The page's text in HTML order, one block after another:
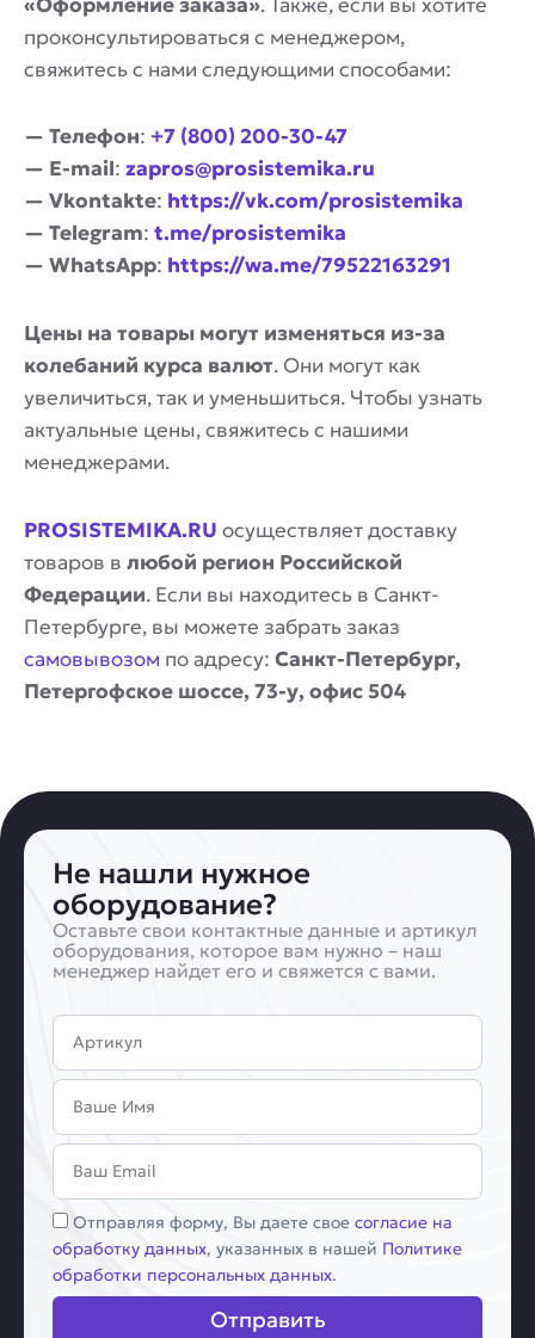
проконсультироваться с менеджером,
свяжитесь с нами следующими способами:
— Телефон: +7 (800) 200-30-47
— E-mail: zapros@prosistemika.ru
— Vkontakte: https://vk.com/prosistemika
— Telegram: t.me/prosistemika
— WhatsApp: https://wa.me/79522163291
Цены на товары могут изменяться из-за
колебаний курса валют. Они могут как
увеличиться, так и уменьшиться. Чтобы узнать
актуальные цены, свяжитесь с нашими
менеджерами.
PROSISTEMIKA.RU осуществляет доставку
товаров в любой регион Российской
Федерации. Если вы находитесь в Санкт-
Петербурге, вы можете забрать заказ
самовывозом по адресу: Санкт-Петербург,
Петергофское шоссе, 73-у, офис 504
Не нашли нужное
оборудование?
Оставьте свои контактные данные и артикул
оборудования, которое вам нужно – наш
менеджер найдет его и свяжется с вами.
Артикул
Имя
Email
Соглашение
Отправляя форму, Вы даете свое согласие на
обработку данных, указанных в нашей Политике
обработки персональных данных.
Отправить